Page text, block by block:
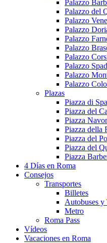
Palazzo
Palazzo del
Palazzo
Palazzo
Palazzo
Palazzo
Palazzo
Palazzo
Palazzo
Palazzo
Plazas
Piazza di
Piazza del
Piazza
Piazza della
Piazza del
Piazza del
Piazza
4 Días en Roma
Consejos
Transportes
Billetes
Autobuses y
Metro
Roma Pass
Vídeos
Vacaciones en Roma